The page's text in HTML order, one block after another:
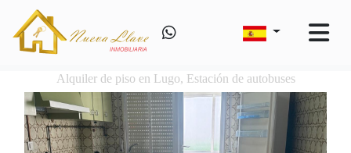
Alquiler de piso en Lugo, Estación de autobuses